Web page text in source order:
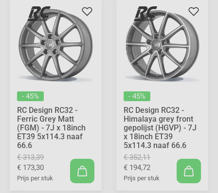
- 45%
RC Design RC32 -
Ferric Grey Matt
(FGM) - 7J x 18inch
ET39 5x114.3 naaf
66.6
€ 313,39
€ 173,30
Prijs per stuk
- 45%
RC Design RC32 -
Himalaya grey front
gepolijst (HGVP) - 7J
x 18inch ET39
5x114.3 naaf 66.6
€ 352,11
€ 194,72
Prijs per stuk